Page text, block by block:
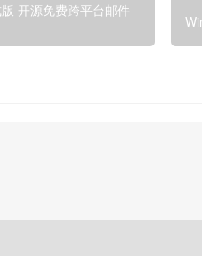
开源免费跨平台邮件